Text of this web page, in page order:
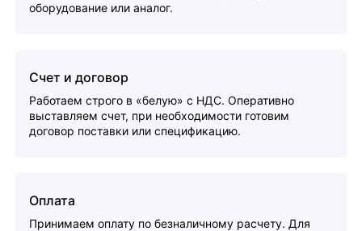
оборудование или аналог.
Счет и договор
Работаем строго в «белую» с НДС. Оперативно
выставляем счет, при необходимости готовим
договор поставки или спецификацию.
Оплата
Принимаем оплату по безналичному расчету. Для